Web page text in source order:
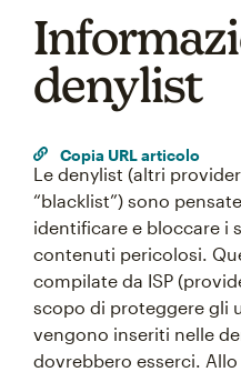
denylist
Copia URL articolo
Le denylist (altri
“blacklist”) sono
identificare e bloccare i
contenuti pericolosi.
compilate da ISP
scopo di proteggere gli
vengono inseriti nelle
dovrebbero esserci.